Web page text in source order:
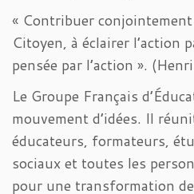
« Contribuer
Citoyen, à éclairer l’action
pensée par l’action ».
Le Groupe Français
mouvement d’idées. Il
éducateurs, formateurs,
sociaux et toutes les
pour une transformation